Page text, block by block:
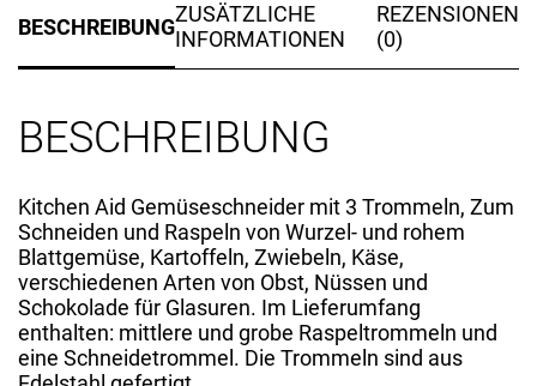
BESCHREIBUNGZUSÄTZLICHE
INFORMATIONEN
REZENSIONEN
(0)
BESCHREIBUNG
Kitchen Aid Gemüseschneider mit 3 Trommeln, Zum
Schneiden und Raspeln von Wurzel- und rohem
Blattgemüse, Kartoffeln, Zwiebeln, Käse,
verschiedenen Arten von Obst, Nüssen und
Schokolade für Glasuren. Im Lieferumfang
enthalten: mittlere und grobe Raspeltrommeln und
eine Schneidetrommel. Die Trommeln sind aus